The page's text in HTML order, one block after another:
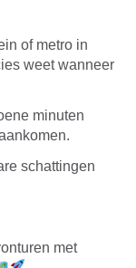
of metro in
weet wanneer
minuten
schattingen
met